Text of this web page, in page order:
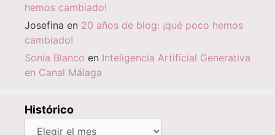
hemos cambiado!
Josefina en 20 años de blog: ¡qué poco hemos
cambiado!
Sonia Blanco en Inteligencia Artificial Generativa
en Canal Málaga
Histórico
Histórico